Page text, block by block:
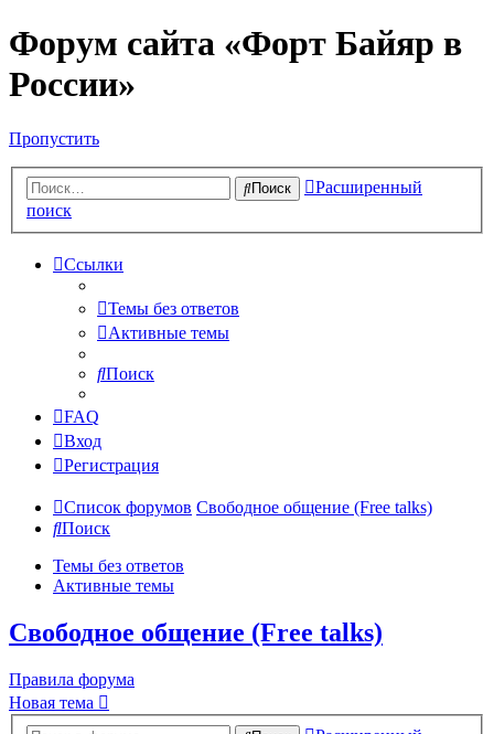
Форум сайта «Форт Байяр в
России»
Пропустить
Поиск
Расширенный
поиск
Ссылки
Темы без ответов
Активные темы
Поиск
FAQ
Вход
Регистрация
Список форумов Свободное общение (Free talks)
Поиск
Темы без ответов
Активные темы
Свободное общение (Free talks)
Правила форума
Новая тема